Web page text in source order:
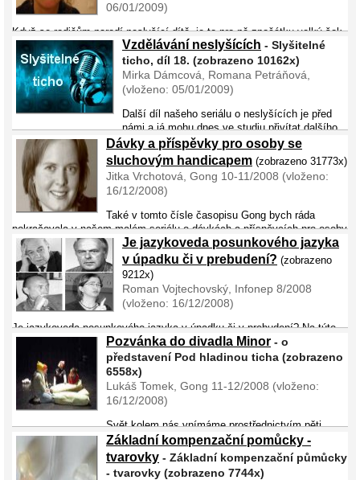
06/01/2009)
Když se rodičům narodí neslyšící dítě, je to pro ně zpočátku velký šok.
Kladou si otázku, jak budou toto dítě vychovávat. Mají volit nějaký
speciální přístup? O výchově neslyšících dětí jsem si povídala s
neslyšící ...
Vzdělávání neslyšících - Slyšitelné
ticho, díl 18. (zobrazeno 10162x)
Mirka Dámcová, Romana Petráňová,
(vloženo: 05/01/2009)
Další díl našeho seriálu o neslyšících je před
námi a já mohu dnes ve studiu přivítat dalšího
milého hosta, je jím paní doktorka Romana Petráňová, učitelka
neslyšících a autorka interaktivní učebnice češtin ...
Dávky a příspěvky pro osoby se
sluchovým handicapem (zobrazeno 31773x)
Jitka Vrchotová, Gong 10-11/2008 (vloženo:
16/12/2008)
Také v tomto čísle časopisu Gong bych ráda
pokračovala v našem malém seriálu o dávkách a příspěvcích pro osoby
se sluchovým handicapem. Tentokrát se zaměřím na částečný a plný
invalidní důchod a&nbs ...
Je jazykoveda posunkového jazyka
v úpadku či v prebudení? (zobrazeno
9212x)
Roman Vojtechovský, Infonep 8/2008
(vloženo: 16/12/2008)
Je jazykoveda posunkového jazyka v úpadku či v prebudení? Na túto
hore uvedenú otázku nevieme odpovedať, opýtali sme vvbranvch osôb:
„Pred revolúciou na území Československa na seminári v Starej Lesnej
vo Vysokých Tat ...
Pozvánka do divadla Minor - o
představení Pod hladinou ticha (zobrazeno
6558x)
Lukáš Tomek, Gong 11-12/2008 (vloženo:
16/12/2008)
Svět kolem nás vnímáme prostřednictvím pěti
smyslů – zraku, čichu, hmatu, chuti a sluchu. Čím se jednotlivé vjemy
liší, doplňují, obohacují, nahrazují? Do jaké míry je náš vnitřní prožitek
závislý na smyslových vjem ...
Základní kompenzační pomůcky -
tvarovky - Základní kompenzační půmůcky
- tvarovky (zobrazeno 7744x)